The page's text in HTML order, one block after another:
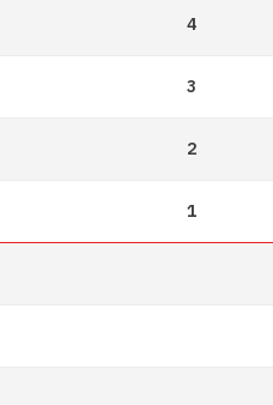
4
3
2
1